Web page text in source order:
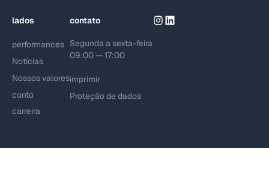
lados
performances
Notícias
Nossos valores
conto
carreira
contato
Segunda a sexta-feira
09:00 — 17:00
imprimir
Proteção de dados